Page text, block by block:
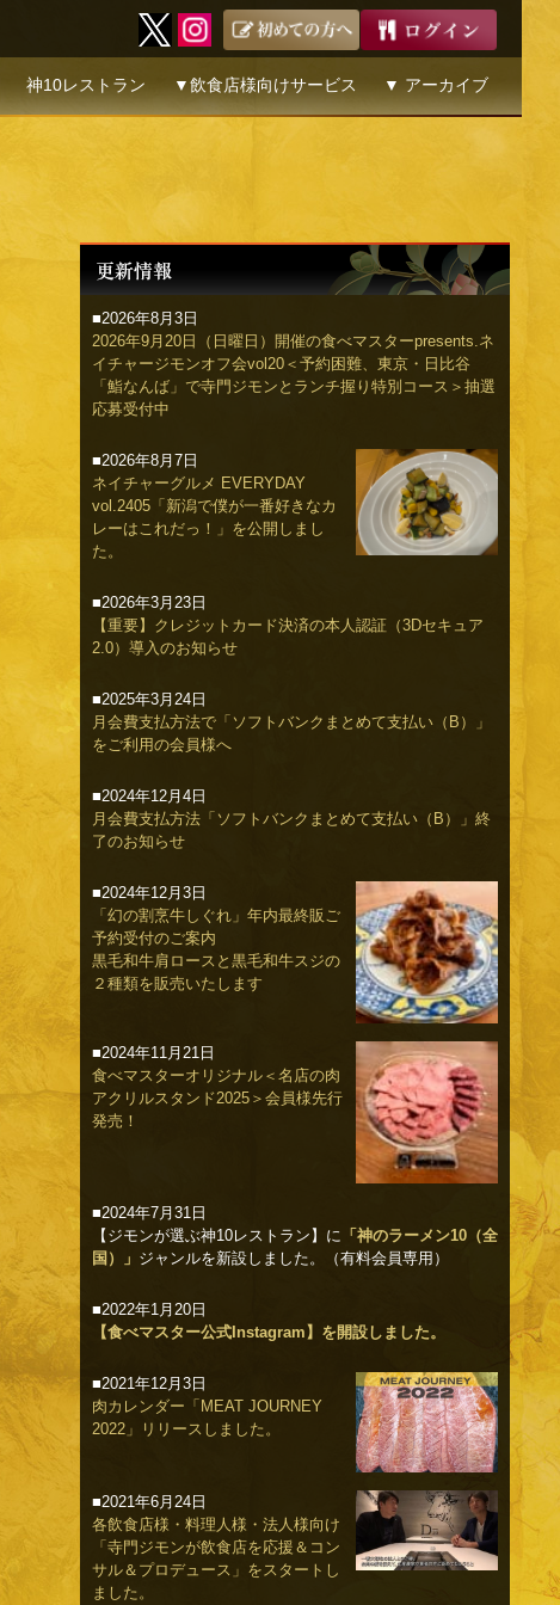
神10レストラン ▼飲食店様向けサービス ▼ アーカイブ
■2026年8月3日
2026年9月20日（日曜日）開催の食べマスターpresents.ネ
イチャージモンオフ会vol20＜予約困難、東京・日比谷
「鮨なんば」で寺門ジモンとランチ握り特別コース＞抽選
応募受付中
■2026年8月7日
ネイチャーグルメ EVERYDAY
vol.2405「新潟で僕が一番好きなカ
レーはこれだっ！」を公開しまし
た。
■2026年3月23日
【重要】クレジットカード決済の本人認証（3Dセキュア
2.0）導入のお知らせ
■2025年3月24日
月会費支払方法で「ソフトバンクまとめて支払い（B）」
をご利用の会員様へ
■2024年12月4日
月会費支払方法「ソフトバンクまとめて支払い（B）」終
了のお知らせ
■2024年12月3日
「幻の割烹牛しぐれ」年内最終販ご
予約受付のご案内
黒毛和牛肩ロースと黒毛和牛スジの
２種類を販売いたします
■2024年11月21日
食べマスターオリジナル＜名店の肉
アクリルスタンド2025＞会員様先行
発売！
■2024年7月31日
【ジモンが選ぶ神10レストラン】に 「神のラーメン10（全
国）」 ジャンルを新設しました。（有料会員専用）
■2022年1月20日
【食べマスター公式Instagram】を開設しました。
■2021年12月3日
肉カレンダー「MEAT JOURNEY
2022」リリースしました。
■2021年6月24日
各飲食店様・料理人様・法人様向け
「寺門ジモンが飲食店を応援＆コン
サル＆プロデュース」をスタートし
ました。